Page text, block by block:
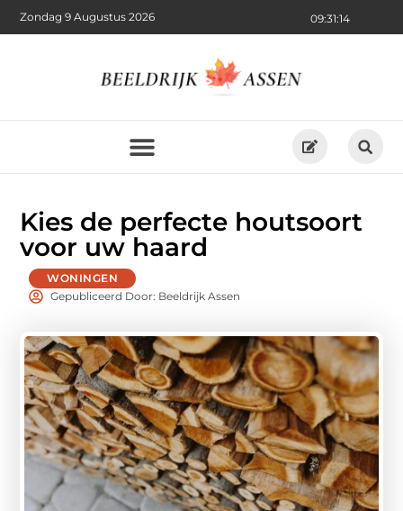
09:31:15
Zondag 9 Augustus 2026
Kies de perfecte houtsoort
voor uw haard
WONINGEN
Gepubliceerd Door: Beeldrijk Assen